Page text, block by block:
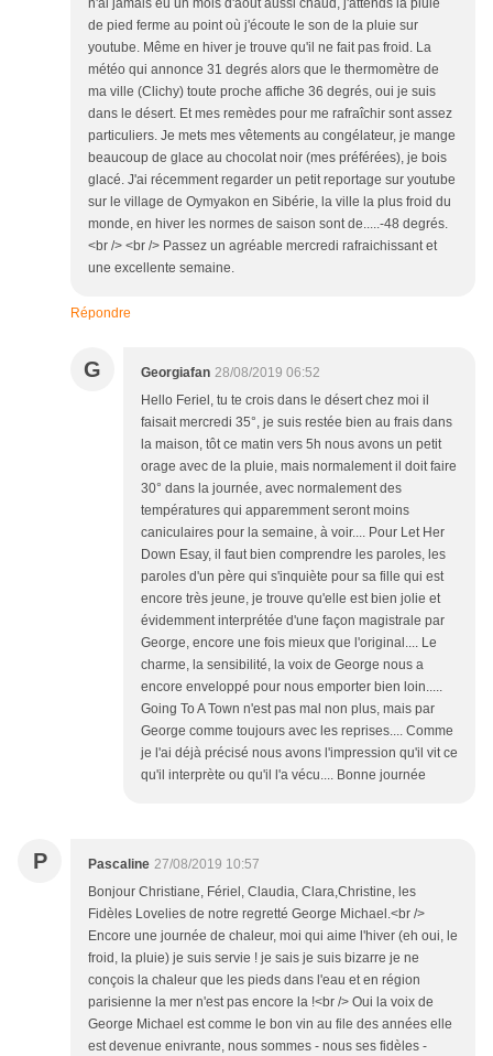
n'ai jamais eu un mois d'aout aussi chaud, j'attends la pluie
de pied ferme au point où j'écoute le son de la pluie sur
youtube. Même en hiver je trouve qu'il ne fait pas froid. La
météo qui annonce 31 degrés alors que le thermomètre de
ma ville (Clichy) toute proche affiche 36 degrés, oui je suis
dans le désert. Et mes remèdes pour me rafraîchir sont assez
particuliers. Je mets mes vêtements au congélateur, je mange
beaucoup de glace au chocolat noir (mes préférées), je bois
glacé. J'ai récemment regarder un petit reportage sur youtube
sur le village de Oymyakon en Sibérie, la ville la plus froid du
monde, en hiver les normes de saison sont de.....-48 degrés.
<br /> <br /> Passez un agréable mercredi rafraichissant et
une excellente semaine.
Répondre
G Georgiafan 28/08/2019 06:52
Hello Feriel, tu te crois dans le désert chez moi il
faisait mercredi 35°, je suis restée bien au frais dans
la maison, tôt ce matin vers 5h nous avons un petit
orage avec de la pluie, mais normalement il doit faire
30° dans la journée, avec normalement des
températures qui apparemment seront moins
caniculaires pour la semaine, à voir.... Pour Let Her
Down Esay, il faut bien comprendre les paroles, les
paroles d'un père qui s'inquiète pour sa fille qui est
encore très jeune, je trouve qu'elle est bien jolie et
évidemment interprétée d'une façon magistrale par
George, encore une fois mieux que l'original.... Le
charme, la sensibilité, la voix de George nous a
encore enveloppé pour nous emporter bien loin.....
Going To A Town n'est pas mal non plus, mais par
George comme toujours avec les reprises.... Comme
je l'ai déjà précisé nous avons l'impression qu'il vit ce
qu'il interprète ou qu'il l'a vécu.... Bonne journée
P Pascaline 27/08/2019 10:57
Bonjour Christiane, Fériel, Claudia, Clara,Christine, les
Fidèles Lovelies de notre regretté George Michael.<br />
Encore une journée de chaleur, moi qui aime l'hiver (eh oui, le
froid, la pluie) je suis servie ! je sais je suis bizarre je ne
conçois la chaleur que les pieds dans l'eau et en région
parisienne la mer n'est pas encore la !<br /> Oui la voix de
George Michael est comme le bon vin au file des années elle
est devenue enivrante, nous sommes - nous ses fidèles -